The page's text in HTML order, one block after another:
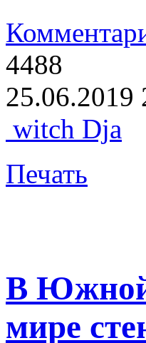
4488
25.06.2019
witch Dja
Печать
В Южной
мире